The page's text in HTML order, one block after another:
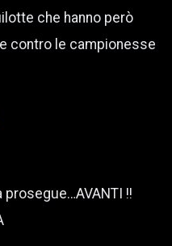
che hanno però
contro le campionesse
!!